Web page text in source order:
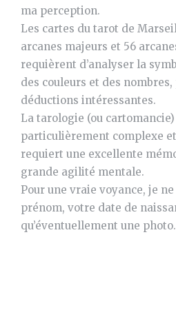
ma perception.
Les cartes du tarot de
arcanes majeurs et 56
requièrent d’analyser la
des couleurs et des
déductions intéressantes.
La tarologie (ou
particulièrement complexe
requiert une excellente
grande agilité mentale.
Pour une vraie voyance, je
prénom, votre date de
qu’éventuellement une photo.